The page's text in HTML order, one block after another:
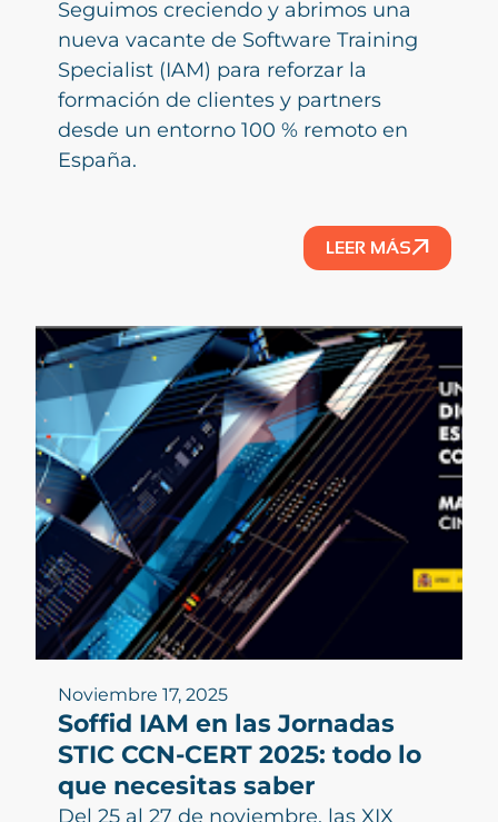
Seguimos creciendo y abrimos una
nueva vacante de Software Training
Specialist (IAM) para reforzar la
formación de clientes y partners
desde un entorno 100 % remoto en
España.
LEER MÁS
Noviembre 17, 2025
Soffid IAM en las Jornadas
STIC CCN-CERT 2025: todo lo
que necesitas saber
Del 25 al 27 de noviembre, las XIX